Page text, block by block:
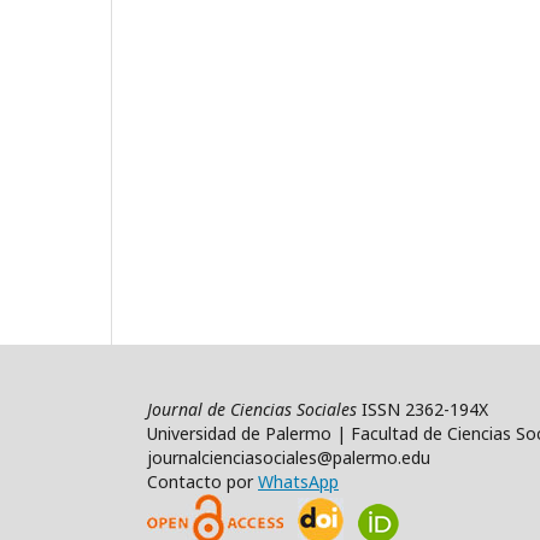
Journal de Ciencias Sociales ISSN 2362-194X
Universidad de Palermo | Facultad de Ciencias
journalcienciasociales@palermo.edu
Contacto porWhatsApp